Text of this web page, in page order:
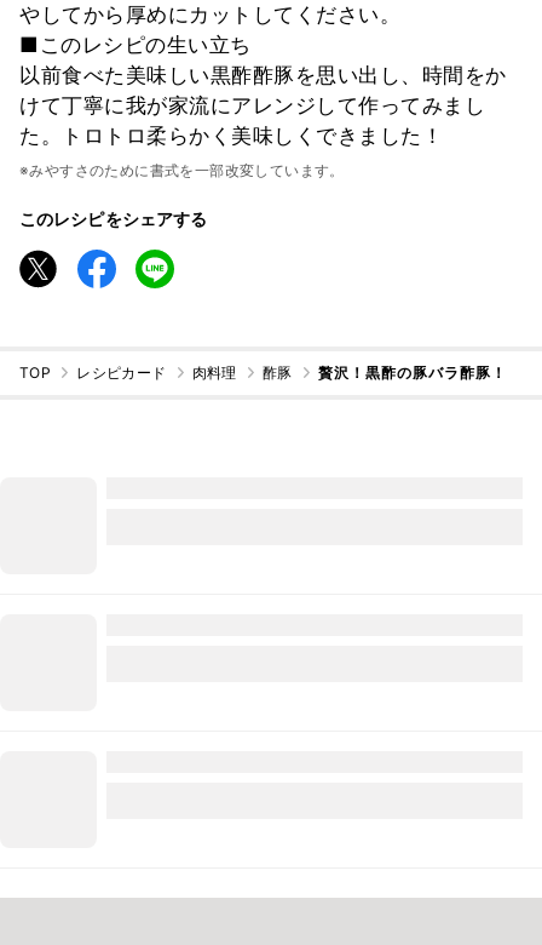
やしてから厚めにカットしてください。
■このレシピの生い立ち
以前食べた美味しい黒酢酢豚を思い出し、時間をか
けて丁寧に我が家流にアレンジして作ってみまし
た。トロトロ柔らかく美味しくできました！
※みやすさのために書式を一部改変しています。
このレシピをシェアする
TOP レシピカード 肉料理 酢豚 贅沢！黒酢の豚バラ酢豚！